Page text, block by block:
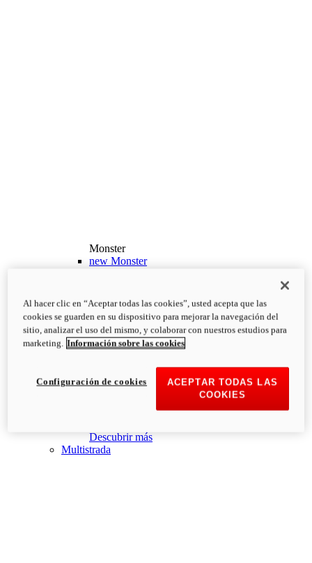
Monster
new Monster
PVP Recomendado desde: 13.190€
i
Configurar
Descubrir más
new Monster +
Monster +
newMonster 100
Descubrir más
Multistrada
Al hacer clic en “Aceptar todas las cookies”, usted acepta que las
cookies se guarden en su dispositivo para mejorar la navegación del
sitio, analizar el uso del mismo, y colaborar con nuestros estudios para
marketing. Información sobre las cookies
ACEPTAR TODAS LAS
COOKIES
Configuración de cookies